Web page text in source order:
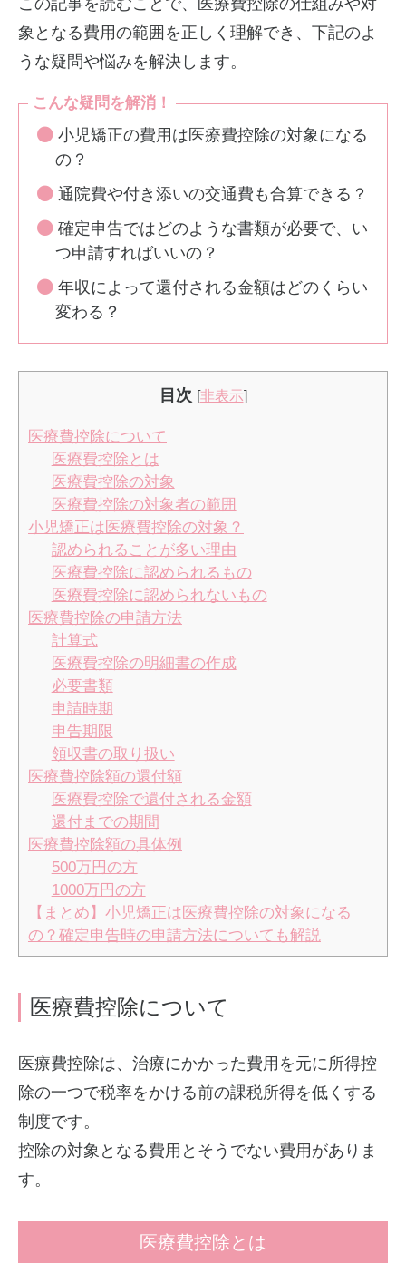
この記事を読むことで、医療費控除の仕組みや対
象となる費用の範囲を正しく理解でき、下記のよ
うな疑問や悩みを解決します。
こんな疑問を解消！
小児矯正の費用は医療費控除の対象になる
の？
通院費や付き添いの交通費も合算できる？
確定申告ではどのような書類が必要で、い
つ申請すればいいの？
年収によって還付される金額はどのくらい
変わる？
目次 [非表示]
医療費控除について
医療費控除とは
医療費控除の対象
医療費控除の対象者の範囲
小児矯正は医療費控除の対象？
認められることが多い理由
医療費控除に認められるもの
医療費控除に認められないもの
医療費控除の申請方法
計算式
医療費控除の明細書の作成
必要書類
申請時期
申告期限
領収書の取り扱い
医療費控除額の還付額
医療費控除で還付される金額
還付までの期間
医療費控除額の具体例
500万円の方
1000万円の方
【まとめ】小児矯正は医療費控除の対象になる
の？確定申告時の申請方法についても解説
医療費控除について
医療費控除は、治療にかかった費用を元に所得控
除の一つで税率をかける前の課税所得を低くする
制度です。
控除の対象となる費用とそうでない費用がありま
す。
医療費控除とは